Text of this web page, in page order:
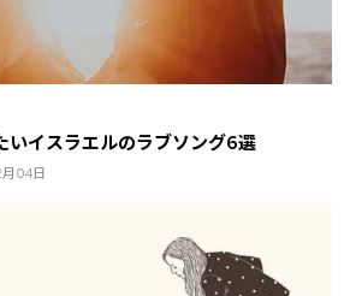
いイスラエルのラブソング6選
04日